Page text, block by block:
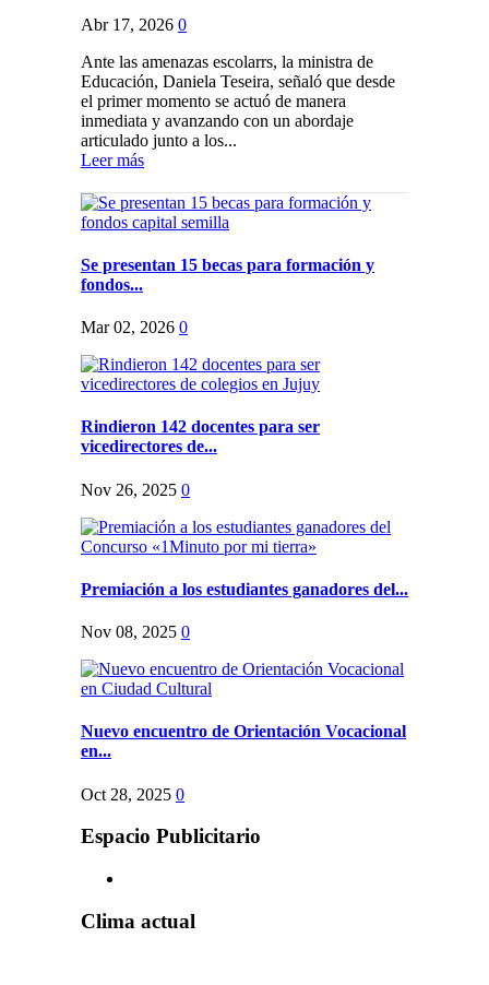
Abr 17, 2026 0
Ante las amenazas escolarrs, la ministra de
Educación, Daniela Teseira, señaló que desde
el primer momento se actuó de manera
inmediata y avanzando con un abordaje
articulado junto a los...
Leer más
Se presentan 15 becas para formación y
fondos...
Mar 02, 2026 0
Rindieron 142 docentes para ser
vicedirectores de...
Nov 26, 2025 0
Premiación a los estudiantes ganadores del...
Nov 08, 2025 0
Nuevo encuentro de Orientación Vocacional
en...
Oct 28, 2025 0
Espacio Publicitario
Clima actual